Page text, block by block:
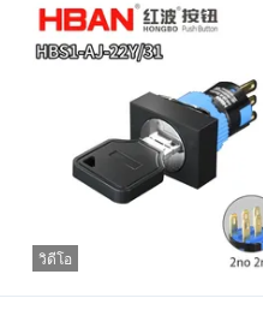
วิดีโอ